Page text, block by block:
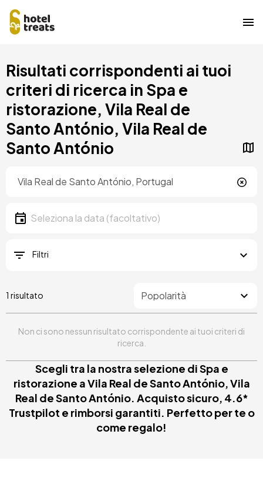
contenuto
principale
Risultati corrispondenti ai tuoi
criteri di ricerca in Spa e
ristorazione, Vila Real de
Santo António, Vila Real de
Santo António
Data
Seleziona la data
Filtri
1 risultato
Non ci sono nessun risultato corrispondente ai tuoi criteri di
ricerca.
Scegli tra la nostra selezione di Spa e
ristorazione a Vila Real de Santo António, Vila
Real de Santo António. Acquisto sicuro, 4.6*
Trustpilot e rimborsi garantiti. Perfetto per te o
come regalo!